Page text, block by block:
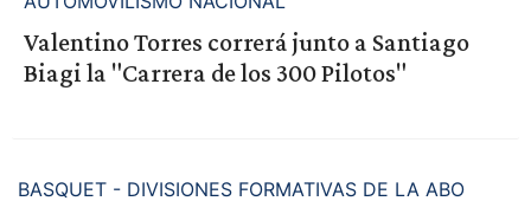
Valentino Torres correrá junto a Santiago
Biagi la "Carrera de los 300 Pilotos"
BASQUET - DIVISIONES FORMATIVAS DE LA ABO